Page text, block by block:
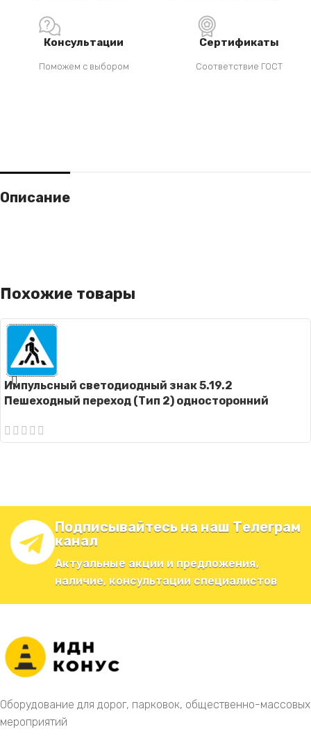
Консультации
Поможем с выбором
Сертификаты
Соответствие ГОСТ
Описание
Похожие товары
Импульсный светодиодный знак 5.19.2
Пешеходный переход (Тип 2) односторонний
Подписывайтесь на наш Телеграм
канал
Актуальные акции и предложения,
наличие, консультации специалистов
Оборудование для дорог, парковок, общественно-массовых
мероприятий